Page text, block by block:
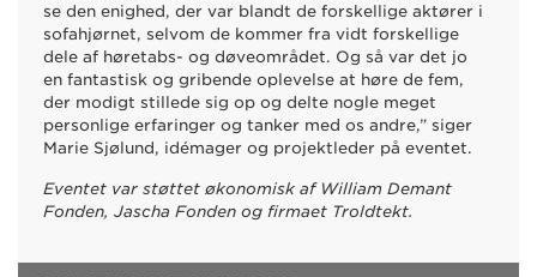
se den enighed, der var blandt de forskellige aktører i
sofahjørnet, selvom de kommer fra vidt forskellige
dele af høretabs- og døveområdet. Og så var det jo
en fantastisk og gribende oplevelse at høre de fem,
der modigt stillede sig op og delte nogle meget
personlige erfaringer og tanker med os andre,” siger
Marie Sjølund, idémager og projektleder på eventet.
Eventet var støttet økonomisk af William Demant
Fonden, Jascha Fonden og firmaet Troldtekt.